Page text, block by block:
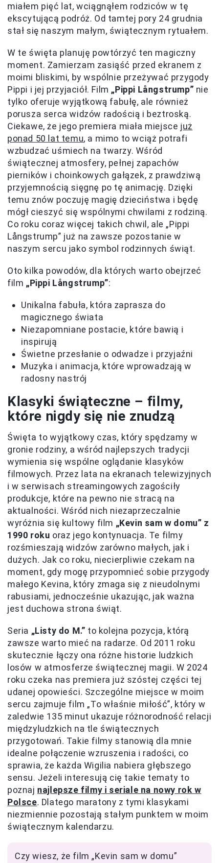
miałem pięć lat, wciągnąłem rodziców w tę
ekscytującą podróż. Od tamtej pory 24 grudnia
stał się naszym małym, świątecznym rytuałem.
W te święta planuję powtórzyć ten magiczny
moment. Zamierzam zasiąść przed ekranem z
moimi bliskimi, by wspólnie przeżywać przygody
Pippi i jej przyjaciół. Film „Pippi Långstrump” nie
tylko oferuje wyjątkową fabułę, ale również
porusza serca widzów radością i beztroską.
Ciekawe, że jego premiera miała miejsce już
ponad 50 lat temu, a mimo to wciąż potrafi
wzbudzać uśmiech na twarzy. Wśród
świątecznej atmosfery, pełnej zapachów
pierników i choinkowych gałązek, z prawdziwą
przyjemnością sięgnę po tę animację. Dzięki
temu znów poczuję magię dzieciństwa i będę
mógł cieszyć się wspólnymi chwilami z rodziną.
Co roku coraz więcej takich chwil, ale „Pippi
Långstrump” już na zawsze pozostanie w
naszym sercu jako symbol rodzinnych świąt.
Oto kilka powodów, dla których warto obejrzeć
film „Pippi Långstrump”:
Unikalna fabuła, która zaprasza do
magicznego świata
Niezapomniane postacie, które bawią i
inspirują
Świetne przesłanie o odwadze i przyjaźni
Muzyka i animacja, które wprowadzają w
radosny nastrój
Klasyki świąteczne – filmy,
które nigdy się nie znudzą
Święta to wyjątkowy czas, który spędzamy w
gronie rodziny, a wśród najlepszych tradycji
wymienia się wspólne oglądanie klasyków
filmowych. Przez lata na ekranach telewizyjnych
i w serwisach streamingowych zagościły
produkcje, które na pewno nie stracą na
aktualności. Wśród nich niezaprzeczalnie
wyróżnia się kultowy film „Kevin sam w domu” z
1990 roku oraz jego kontynuacja. Te filmy
rozśmieszają widzów zarówno małych, jak i
dużych. Jak co roku, niecierpliwie czekam na
moment, gdy mogę przypomnieć sobie przygody
małego Kevina, który zmaga się z nieudolnymi
rabusiami, jednocześnie ukazując, jak ważna
jest duchowa strona świąt.
Seria „Listy do M.” to kolejna pozycja, którą
zawsze warto mieć na radarze. Od 2011 roku
skutecznie łączy ona różne historie ludzkich
losów w atmosferze świątecznej magii. W 2024
roku czeka nas premiera już szóstej części tej
udanej opowieści. Szczególne miejsce w moim
sercu zajmuje film „To właśnie miłość”, który w
zaledwie 135 minut ukazuje różnorodność relacji
międzyludzkich na tle świątecznych
przygotowań. Takie filmy stanowią dla mnie
idealne połączenie wzruszenia i radości, co
sprawia, że każda Wigilia nabiera głębszego
sensu. Jeżeli interesują cię takie tematy to
poznaj najlepsze filmy i seriale na nowy rok w
Polsce. Dlatego maratony z tymi klasykami
niezmiennie pozostają stałym punktem w moim
świątecznym kalendarzu.
Czy wiesz, że film „Kevin sam w domu”